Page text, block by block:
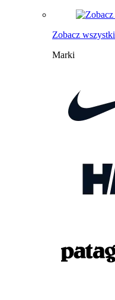
Zobacz
Marki